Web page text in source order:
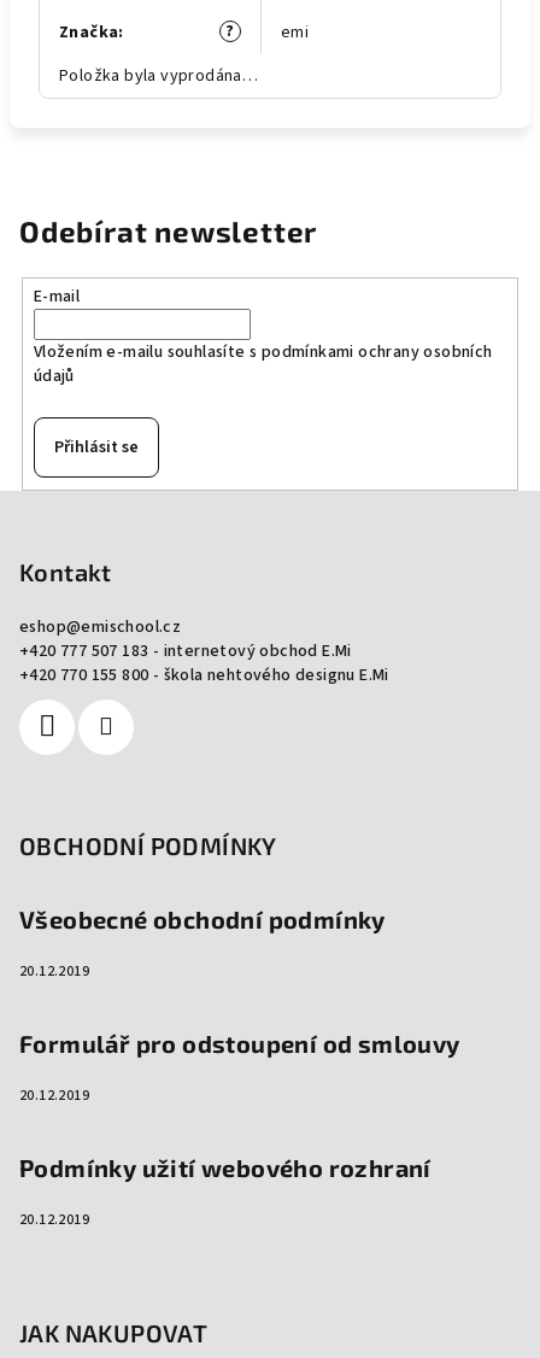
?
Značka:
emi
Položka byla vyprodána…
Odebírat newsletter
E-mail
Vložením e-mailu souhlasíte s podmínkami ochrany osobních
údajů
Přihlásit se
Kontakt
eshop@emischool.cz
+420 777 507 183 - internetový obchod E.Mi
+420 770 155 800 - škola nehtového designu E.Mi
OBCHODNÍ PODMÍNKY
Všeobecné obchodní podmínky
20.12.2019
Formulář pro odstoupení od smlouvy
20.12.2019
Podmínky užití webového rozhraní
20.12.2019
JAK NAKUPOVAT